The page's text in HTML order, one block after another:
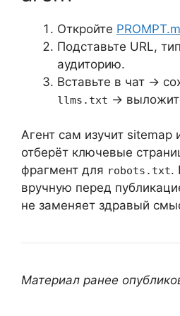
Откройте
Подставьте URL,
аудиторию.
Вставьте в чат →
llms.txt →
Агент сам изучит sitemap
отберёт ключевые
фрагмент для robots.txt.
вручную перед
не заменяет здравый
Материал ранее